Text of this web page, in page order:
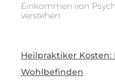
Einkommen von
verstehen
Heilpraktiker
Wohlbefinden